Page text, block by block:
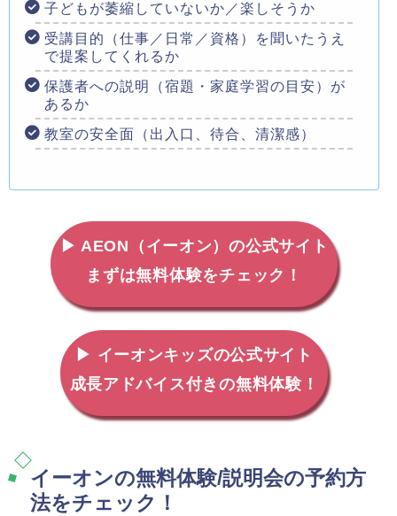
子どもが萎縮していないか／楽しそうか
受講目的（仕事／日常／資格）を聞いたうえ
で提案してくれるか
保護者への説明（宿題・家庭学習の目安）が
あるか
教室の安全面（出入口、待合、清潔感）
▶ AEON（イーオン）の公式サイト
まずは無料体験をチェック！
▶ イーオンキッズの公式サイト
成長アドバイス付きの無料体験！
イーオンの無料体験/説明会の予約方
法をチェック！